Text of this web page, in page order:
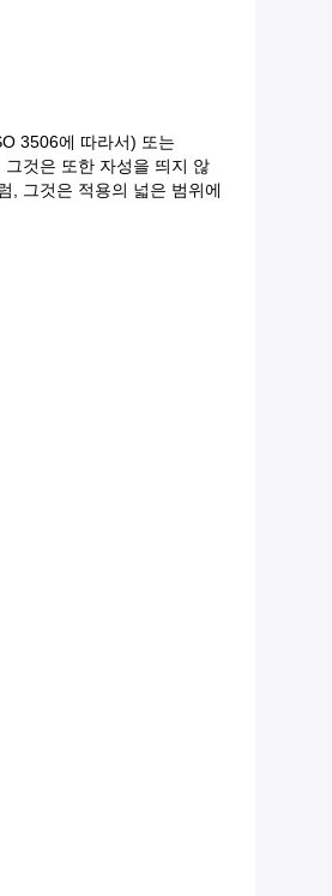
3506에 따라서) 또는
것은 또한 자성을 띄지 않
, 그것은 적용의 넓은 범위에